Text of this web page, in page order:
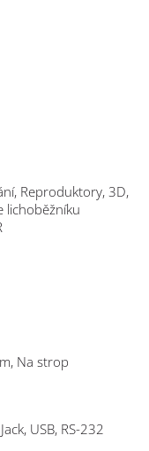
Reproduktory, 3D,
lichoběžníku
Na strop
USB, RS-232